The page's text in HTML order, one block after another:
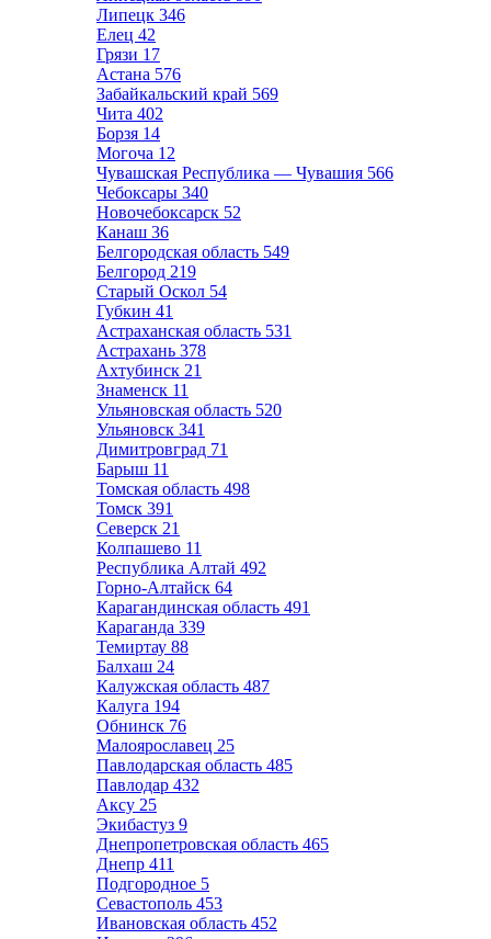
Липецк 346
Елец 42
Грязи 17
Астана 576
Забайкальский край 569
Чита 402
Борзя 14
Могоча 12
Чувашская Республика — Чувашия 566
Чебоксары 340
Новочебоксарск 52
Канаш 36
Белгородская область 549
Белгород 219
Старый Оскол 54
Губкин 41
Астраханская область 531
Астрахань 378
Ахтубинск 21
Знаменск 11
Ульяновская область 520
Ульяновск 341
Димитровград 71
Барыш 11
Томская область 498
Томск 391
Северск 21
Колпашево 11
Республика Алтай 492
Горно-Алтайск 64
Карагандинская область 491
Караганда 339
Темиртау 88
Балхаш 24
Калужская область 487
Калуга 194
Обнинск 76
Малоярославец 25
Павлодарская область 485
Павлодар 432
Аксу 25
Экибастуз 9
Днепропетровская область 465
Днепр 411
Подгородное 5
Севастополь 453
Ивановская область 452